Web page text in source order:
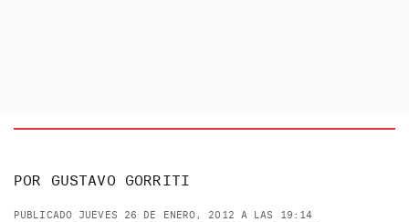
POR GUSTAVO GORRITI
PUBLICADO JUEVES 26 DE ENERO, 2012 A LAS 19:14